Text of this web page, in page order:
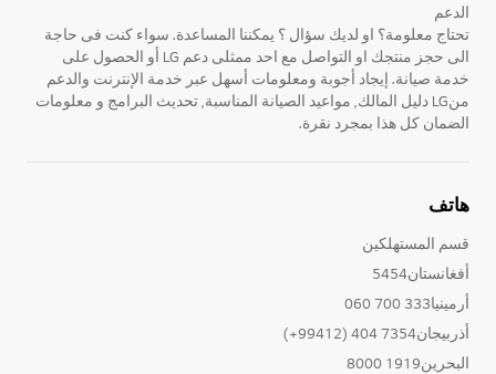
الدعم
تحتاج معلومة؟ او لديك سؤال ؟ يمكننا المساعدة. سواء كنت فى حاجة
الى حجز منتجك او التواصل مع احد ممثلى دعم LG أو الحصول على
خدمة صيانة. إيجاد أجوبة ومعلومات أسهل عبر خدمة الإنترنت والدعم
منLG دليل المالك, مواعيد الصيانة المناسبة, تحديث البرامج و معلومات
الضمان كل هذا بمجرد نقرة.
هاتف
قسم المستهلكين
أفغانستان5454
أرمينيا333 700 060
أذربيجان7354 404 (99412+)
البحرين1919 8000